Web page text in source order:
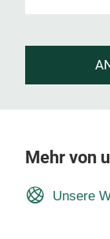
Mehr von
Unsere